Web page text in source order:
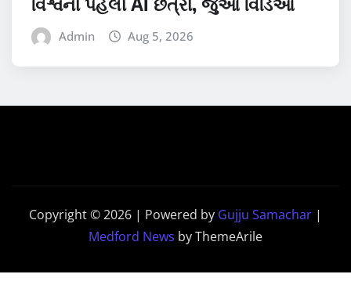
Admin Aug 5, 2026
Copyright © 2026 | Powered by Gujju Samachar |
Medford News by ThemeArile